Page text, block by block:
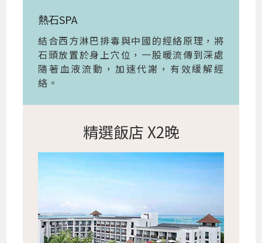
熱石SPA
結合西方淋巴排毒與中國的經絡原理，將
石頭放置於身上穴位，一股暖流傳到深處
隨著血液流動，加速代謝，有效緩解經
絡。
精選飯店 X2晚